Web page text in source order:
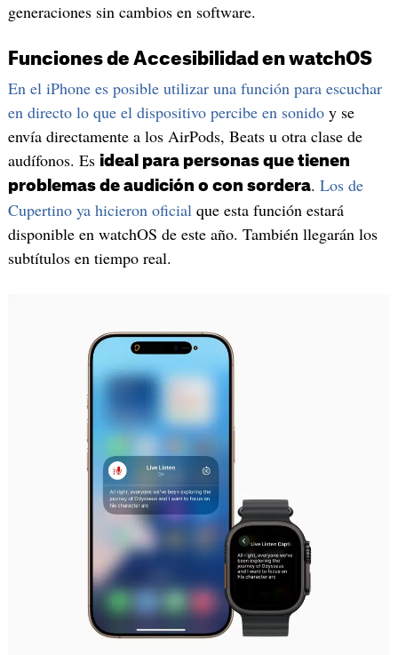
generaciones sin cambios en software.
Funciones de Accesibilidad en watchOS
En el iPhone es posible utilizar una función para escuchar
en directo lo que el dispositivo percibe en sonidoy se
envía directamente a los AirPods, Beats u otra clase de
audífonos. Es ideal para personas que tienen
problemas de audición o con sordera. Los de
Cupertino ya hicieron oficialque esta función estará
disponible en watchOS de este año. También llegarán los
subtítulos en tiempo real.